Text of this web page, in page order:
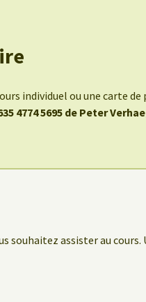
individuel ou une carte de
4774 5695 de Peter
souhaitez assister au